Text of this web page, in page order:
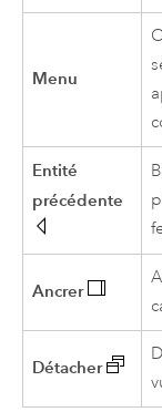
Menu
Entité
précédente
Ancrer
Détacher